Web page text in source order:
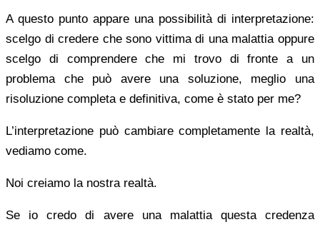
A questo punto appare una possibilità di interpretazione:
scelgo di credere che sono vittima di una malattia oppure
scelgo di comprendere che mi trovo di fronte a un
problema che può avere una soluzione, meglio una
risoluzione completa e definitiva, come è stato per me?
L’interpretazione può cambiare completamente la realtà,
vediamo come.
Noi creiamo la nostra realtà.
Se io credo di avere una malattia questa credenza